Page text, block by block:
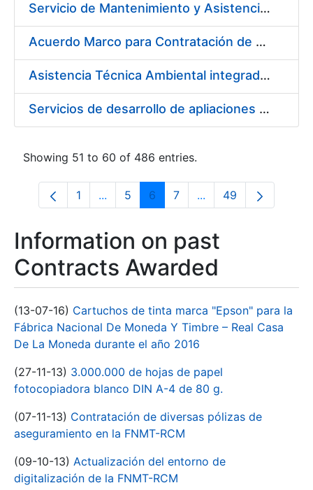
Servicio de Mantenimiento y Asistencia Técnica Integral de la máquina HP INDIGO 12000 del Departamento de Timbre en su sede de Madrid
Acuerdo Marco para Contratación de Servicios para desarrollo evolutivo de componentes software de la infraestructura de CERES
Asistencia Técnica Ambiental integrada en la Fábrica de Papel de Burgos
Servicios de desarrollo de apliaciones con APPWORKS
Showing 51 to 60 of 486 entries.
Page
1 ...Intermediate Pages Use TAB to
Page
5 Page
6 Page
7 ...Intermediate Pages
Page
49
Information on past
Contracts Awarded
(13-07-16) Cartuchos de tinta marca "Epson" para la
Fábrica Nacional De Moneda Y Timbre – Real Casa
De La Moneda durante el año 2016
(27-11-13) 3.000.000 de hojas de papel
fotocopiadora blanco DIN A-4 de 80 g.
(07-11-13) Contratación de diversas pólizas de
aseguramiento en la FNMT-RCM
(09-10-13) Actualización del entorno de
digitalización de la FNMT-RCM